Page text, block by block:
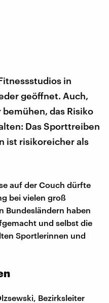
in
geöffnet. Auch,
das Risiko
Das Sporttreiben
ist risikoreicher als
auf der Couch dürfte
bei vielen groß
Bundesländern haben
und selbst die
Sportlerinnen und
Bezirksleiter